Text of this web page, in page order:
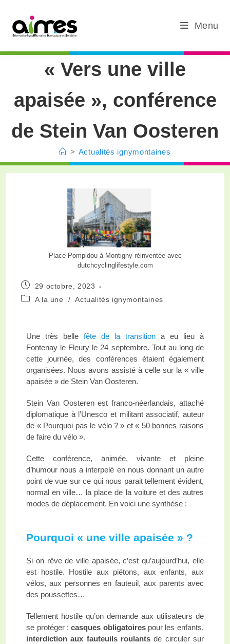
Menu
« Vers une ville
apaisée », conférence
de Stein Van Oosteren
> Actualités ignymontaines
Place Pompidou à Montigny réinventée avec
dutchcyclinglifestyle.com
29 octobre, 2023
A la une
/ Actualités ignymontaines
Une très bellefête de la transitiona eu lieu à
Fontenay le Fleury le 24 septembre. Tout au long de
cette journée, des conférences étaient également
organisées. Nous avons assisté à celle sur la « ville
apaisée » de Stein Van Oosteren.
Stein Van Oosteren est franco-néerlandais, attaché
diplomatique à l’Unesco et militant associatif, auteur
de « Pourquoi pas le vélo ? » et « 50 bonnes raisons
de faire du vélo ».
Cette conférence, animée, vivante et pleine
d’humour nous a interpelé en nous donnant un autre
point de vue sur ce qui nous parait tellement évident,
normal en ville… la place de la voiture et des autres
modes de déplacement. En voici une synthèse :
Pourquoi « une ville apaisée » ?
Si on rêve de ville apaisée, c’est qu’aujourd’hui, elle
est hostile. Hostile aux piétons, aux enfants, aux
vélos, aux personnes en fauteuil, aux parents avec
des poussettes…
Tellement hostile qu’on demande aux utilisateurs de
se protéger :casques obligatoires pour les enfants,
interdiction aux fauteuils roulants de circuler sur